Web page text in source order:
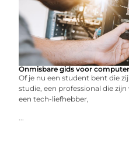
Onmisbare gids voor
Of je nu een student bent die
studie, een professional die
een tech-liefhebber,
...